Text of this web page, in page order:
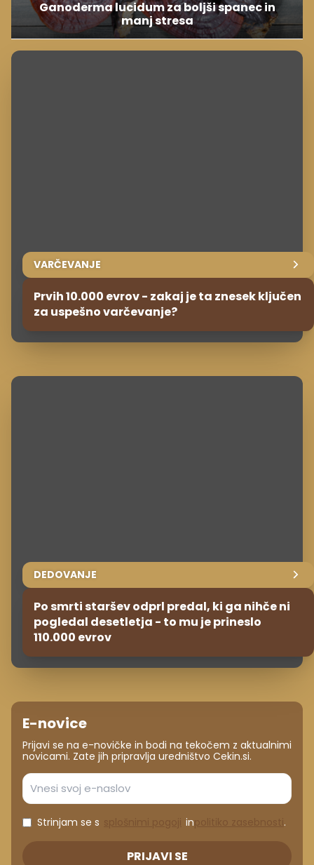
Ganoderma lucidum za boljši spanec in
manj stresa
VARČEVANJE
Prvih 10.000 evrov - zakaj je ta znesek ključen
za uspešno varčevanje?
DEDOVANJE
Po smrti staršev odprl predal, ki ga nihče ni
pogledal desetletja - to mu je prineslo
110.000 evrov
E-novice
Prijavi se na e-novičke in bodi na tekočem z aktualnimi
novicami. Zate jih pripravlja uredništvo Cekin.si.
Strinjam se s in .
PRIJAVI SE